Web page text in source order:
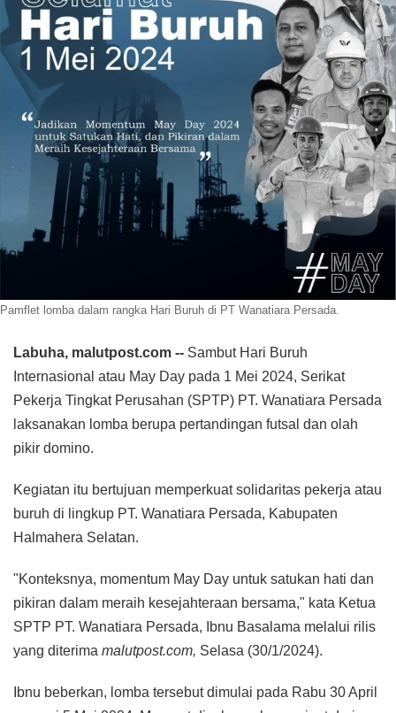
Pamflet lomba dalam rangka Hari Buruh di PT Wanatiara Persada.
Labuha, malutpost.com -- Sambut Hari Buruh
Internasional atau May Day pada 1 Mei 2024, Serikat
Pekerja Tingkat Perusahan (SPTP) PT. Wanatiara Persada
laksanakan lomba berupa pertandingan futsal dan olah
pikir domino.
Kegiatan itu bertujuan memperkuat solidaritas pekerja atau
buruh di lingkup PT. Wanatiara Persada, Kabupaten
Halmahera Selatan.
"Konteksnya, momentum May Day untuk satukan hati dan
pikiran dalam meraih kesejahteraan bersama," kata Ketua
SPTP PT. Wanatiara Persada, Ibnu Basalama melalui rilis
yang diterima malutpost.com, Selasa (30/1/2024).
Ibnu beberkan, lomba tersebut dimulai pada Rabu 30 April